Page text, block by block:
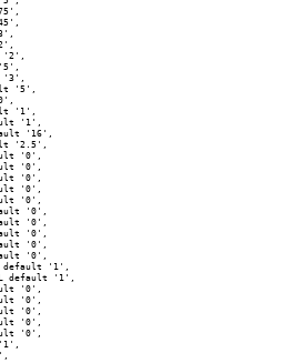
'2',
'3',
'5',
'1',
'1',
'16',
'2.5',
'0',
'0',
'0',
'0',
'0',
'0',
'0',
'0',
'0',
'0',
default '1',
default '1',
'0',
'0',
'0',
'0',
'0',